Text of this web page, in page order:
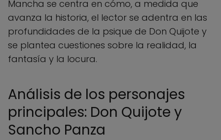
Mancha se centra en cómo, a medida que
avanza la historia, el lector se adentra en las
profundidades de la psique de Don Quijote y
se plantea cuestiones sobre la realidad, la
fantasía y la locura.
Análisis de los personajes
principales: Don Quijote y
Sancho Panza